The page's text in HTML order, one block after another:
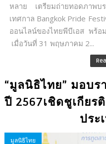
หลาย เตรียมถ่ายทอดภาพบ
เทศกาล Bangkok Pride
ออนไลน์ของไทยพีบีเอส พ
เมื่อวันที่ 31 พฤษภาคม 2...
“มูลนิธิไทย” มอบ
ปี 2567เชิดชูเกียร
ประ
มูลนิธิไทย